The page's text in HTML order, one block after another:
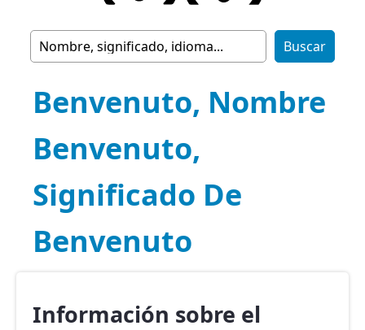
Benvenuto, Nombre
Benvenuto,
Significado De
Benvenuto
Información sobre el